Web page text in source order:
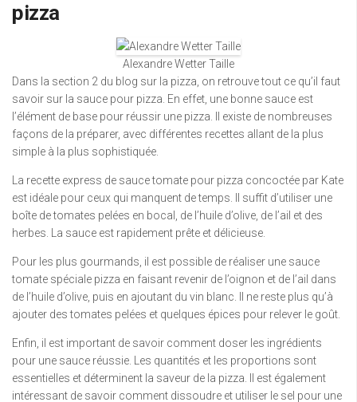
pizza
Alexandre Wetter Taille
Dans la section 2 du blog sur la pizza, on retrouve tout ce qu’il faut
savoir sur la sauce pour pizza. En effet, une bonne sauce est
l’élément de base pour réussir une pizza. Il existe de nombreuses
façons de la préparer, avec différentes recettes allant de la plus
simple à la plus sophistiquée.
La recette express de sauce tomate pour pizza concoctée par Kate
est idéale pour ceux qui manquent de temps. Il suffit d’utiliser une
boîte de tomates pelées en bocal, de l’huile d’olive, de l’ail et des
herbes. La sauce est rapidement prête et délicieuse.
Pour les plus gourmands, il est possible de réaliser une sauce
tomate spéciale pizza en faisant revenir de l’oignon et de l’ail dans
de l’huile d’olive, puis en ajoutant du vin blanc. Il ne reste plus qu’à
ajouter des tomates pelées et quelques épices pour relever le goût.
Enfin, il est important de savoir comment doser les ingrédients
pour une sauce réussie. Les quantités et les proportions sont
essentielles et déterminent la saveur de la pizza. Il est également
intéressant de savoir comment dissoudre et utiliser le sel pour une